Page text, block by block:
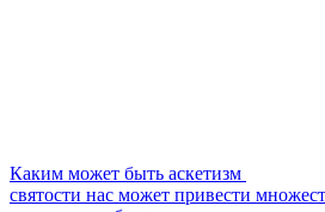
Каким может быть аскетизм
святости нас может привести